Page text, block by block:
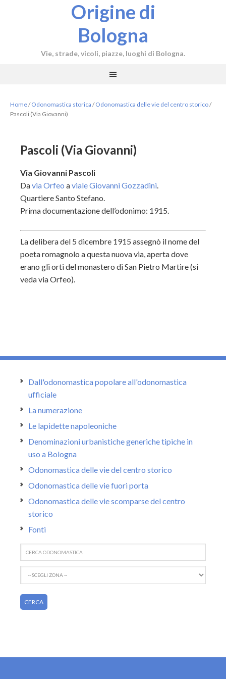
Origine di
Bologna
Vie, strade, vicoli, piazze, luoghi di Bologna.
Home/ Odonomastica storica / Odonomastica delle vie del centro storico/
Pascoli (Via Giovanni)
Pascoli (Via Giovanni)
Via Giovanni Pascoli
Davia Orfeo aviale Giovanni Gozzadini.
Quartiere Santo Stefano.
Prima documentazione dell’odonimo: 1915.
La delibera del 5 dicembre 1915 assegnò il nome del
poeta romagnolo a questa nuova via, aperta dove
erano gli orti del monastero di San Pietro Martire (si
veda via Orfeo).
Dall'odonomastica popolare all'odonomastica
ufficiale
La numerazione
Le lapidette napoleoniche
Denominazioni urbanistiche generiche tipiche in
uso a Bologna
Odonomastica delle vie del centro storico
Odonomastica delle vie fuori porta
Odonomastica delle vie scomparse del centro
storico
Fonti